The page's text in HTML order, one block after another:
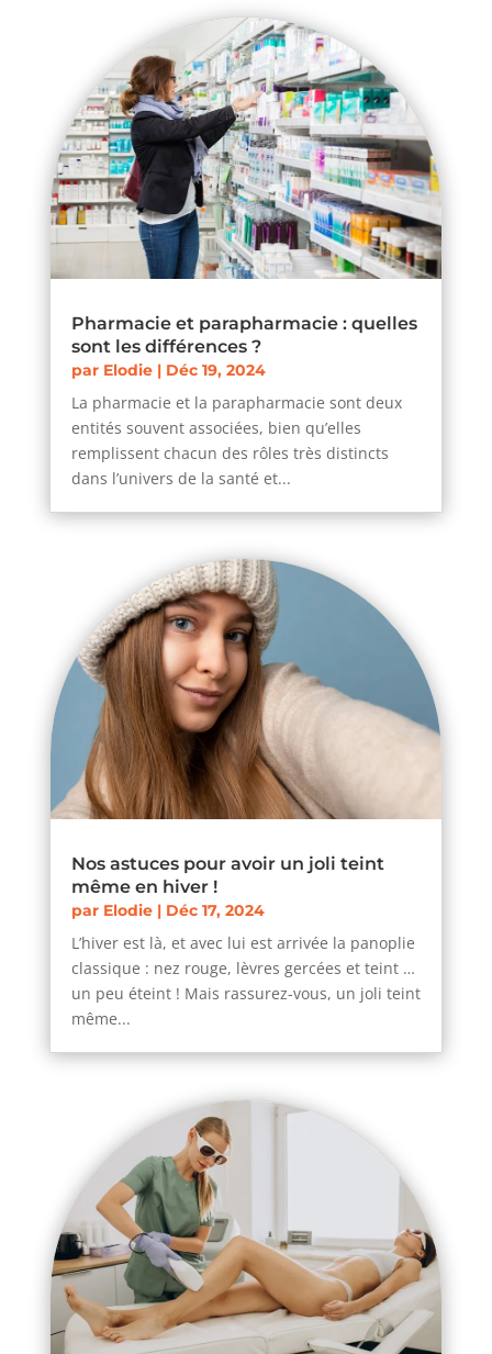
Pharmacie et parapharmacie : quelles
sont les différences ?
par Elodie| Déc 19, 2024
La pharmacie et la parapharmacie sont deux
entités souvent associées, bien qu’elles
remplissent chacun des rôles très distincts
dans l’univers de la santé et...
Nos astuces pour avoir un joli teint
même en hiver !
par Elodie| Déc 17, 2024
L’hiver est là, et avec lui est arrivée la panoplie
classique : nez rouge, lèvres gercées et teint …
un peu éteint ! Mais rassurez-vous, un joli teint
même...